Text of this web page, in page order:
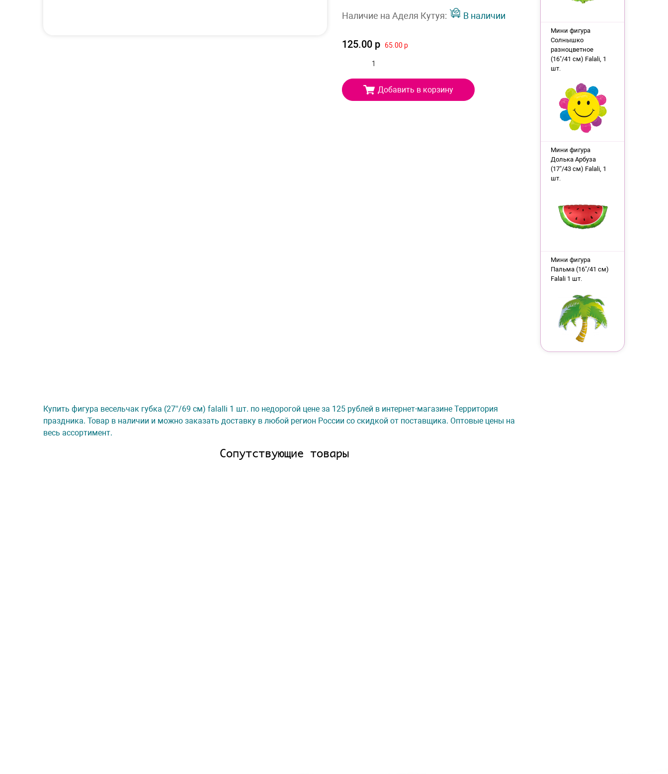
Наличие на Аделя Кутуя: В наличии
125.00 р 65.00 р
Добавить в корзину
Купить фигура весельчак губка (27''/69 см) falalli 1 шт. по недорогой цене за 125 рублей в интернет-магазине Территория
праздника. Товар в наличии и можно заказать доставку в любой регион России со скидкой от поставщика. Оптовые цены на
весь ассортимент.
Сопутствующие товары
Мини фигура
Солнышко
разноцветное
(16"/41 см) Falali, 1
шт.
Мини фигура
Долька Арбуза
(17"/43 см) Falali, 1
шт.
Мини фигура
Пальма (16"/41 см)
Falali 1 шт.